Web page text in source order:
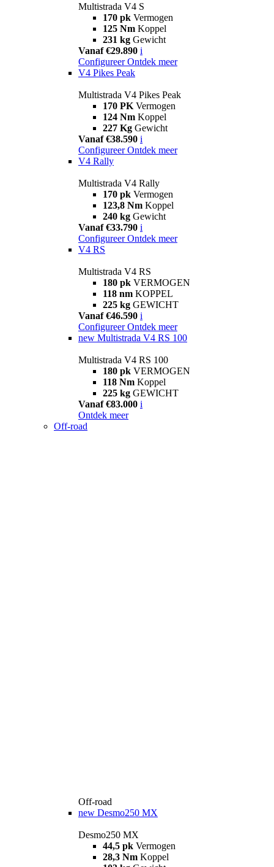
Multistrada V4 S
170 pk Vermogen
125 Nm Koppel
231 kg Gewicht
Vanaf €29.890 i
Configureer Ontdek meer
V4 Pikes Peak
Multistrada V4 Pikes Peak
170 PK Vermogen
124 Nm Koppel
227 Kg Gewicht
Vanaf €38.590 i
Configureer Ontdek meer
V4 Rally
Multistrada V4 Rally
170 pk Vermogen
123,8 Nm Koppel
240 kg Gewicht
Vanaf €33.790 i
Configureer Ontdek meer
V4 RS
Multistrada V4 RS
180 pk VERMOGEN
118 nm KOPPEL
225 kg GEWICHT
Vanaf €46.590 i
Configureer Ontdek meer
new Multistrada V4 RS 100
Multistrada V4 RS 100
180 pk VERMOGEN
118 Nm Koppel
225 kg GEWICHT
Vanaf €83.000 i
Ontdek meer
Off-road
Off-road
new Desmo250 MX
Desmo250 MX
44,5 pk Vermogen
28,3 Nm Koppel